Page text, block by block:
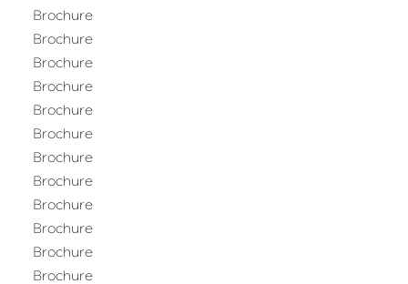
Brochure
Brochure
Brochure
Brochure
Brochure
Brochure
Brochure
Brochure
Brochure
Brochure
Brochure
Brochure